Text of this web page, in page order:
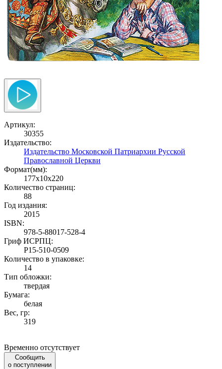
Артикул:
30355
Издательство:
Издательство Московской Патриархии Русской
Православной Церкви
Формат(мм):
177x10x220
Количество страниц:
88
Год издания:
2015
ISBN:
978-5-88017-528-4
Гриф ИСРПЦ:
Р15-510-0509
Количество в упаковке:
14
Тип обложки:
твердая
Бумага:
белая
Вес, гр:
319
Временно отсутствует
Сообщить
о поступлении